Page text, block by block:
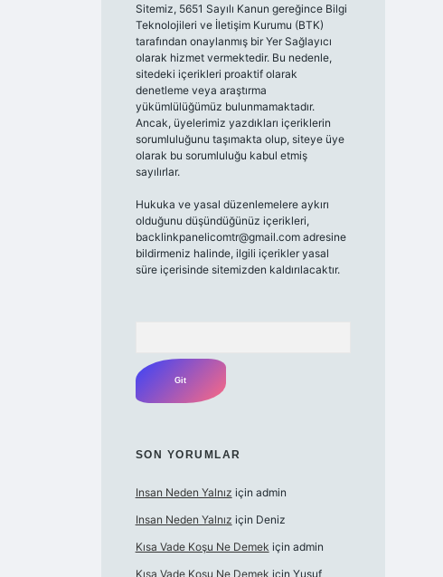
Sitemiz, 5651 Sayılı Kanun gereğince Bilgi
Teknolojileri ve İletişim Kurumu (BTK)
tarafından onaylanmış bir Yer Sağlayıcı
olarak hizmet vermektedir. Bu nedenle,
sitedeki içerikleri proaktif olarak
denetleme veya araştırma
yükümlülüğümüz bulunmamaktadır.
Ancak, üyelerimiz yazdıkları içeriklerin
sorumluluğunu taşımakta olup, siteye üye
olarak bu sorumluluğu kabul etmiş
sayılırlar.
Hukuka ve yasal düzenlemelere aykırı
olduğunu düşündüğünüz içerikleri,
backlinkpanelicomtr@gmail.comadresine
bildirmeniz halinde, ilgili içerikler yasal
süre içerisinde sitemizden kaldırılacaktır.
SON YORUMLAR
Insan Neden Yalnız için admin
Insan Neden Yalnız için Deniz
Kısa Vade Koşu Ne Demek için admin
Kısa Vade Koşu Ne Demek için Yusuf